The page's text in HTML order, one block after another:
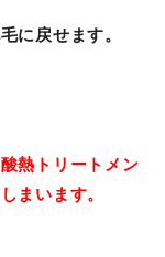
に戻せます。
熱トリートメン
まいます。